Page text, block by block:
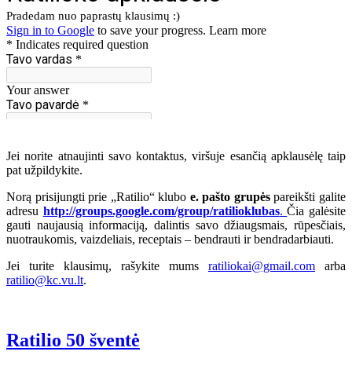
Jei norite atnaujinti savo kontaktus, viršuje esančią apklausėlę taip
pat užpildykite.
Norą prisijungti prie „Ratilio“ klubo e. pašto grupėspareikšti galite
adresu http://groups.google.com/group/ratilioklubas.Čia galėsite
gauti naujausią informaciją, dalintis savo džiaugsmais, rūpesčiais,
nuotraukomis, vaizdeliais, receptais – bendrauti ir bendradarbiauti.
Jei turite klausimų, rašykite mums ratiliokai@gmail.com arba
ratilio@kc.vu.lt.
Ratilio 50 šventė